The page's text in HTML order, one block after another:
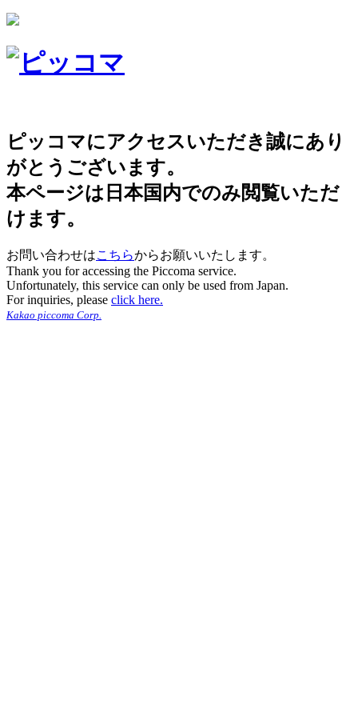
ピッコマにアクセスいただき誠にあり
がとうございます。
本ページは日本国内でのみ閲覧いただ
けます。
お問い合わせはこちらからお願いいたします。
Thank you for accessing the Piccoma service.
Unfortunately, this service can only be used from Japan.
For inquiries, please click here.
Kakao piccoma Corp.